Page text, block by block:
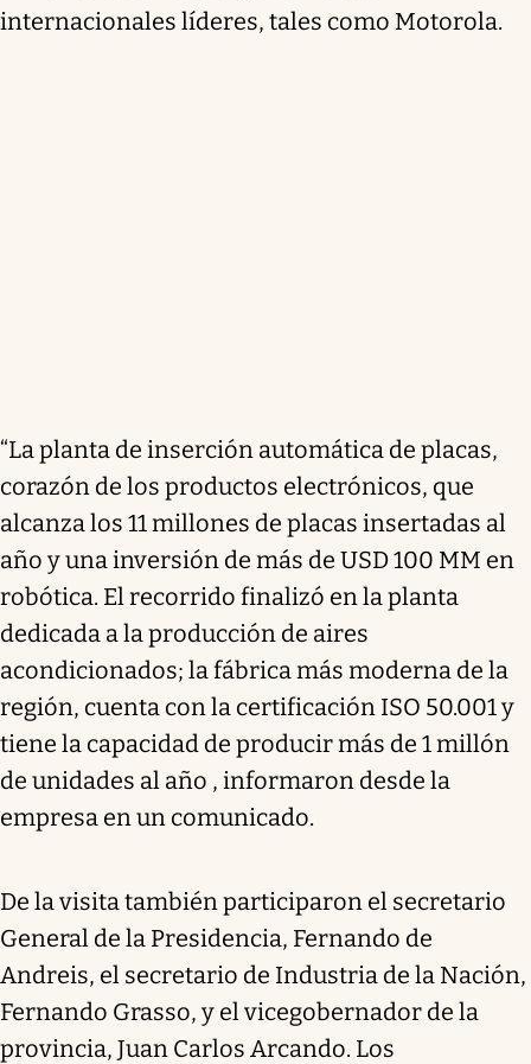
internacionales líderes, tales como Motorola.
“La planta de inserción automática de placas,
corazón de los productos electrónicos, que
alcanza los 11 millones de placas insertadas al
año y una inversión de más de USD 100 MM en
robótica. El recorrido finalizó en la planta
dedicada a la producción de aires
acondicionados; la fábrica más moderna de la
región, cuenta con la certificación ISO 50.001 y
tiene la capacidad de producir más de 1 millón
de unidades al año , informaron desde la
empresa en un comunicado.
De la visita también participaron el secretario
General de la Presidencia, Fernando de
Andreis, el secretario de Industria de la Nación,
Fernando Grasso, y el vicegobernador de la
provincia, Juan Carlos Arcando. Los